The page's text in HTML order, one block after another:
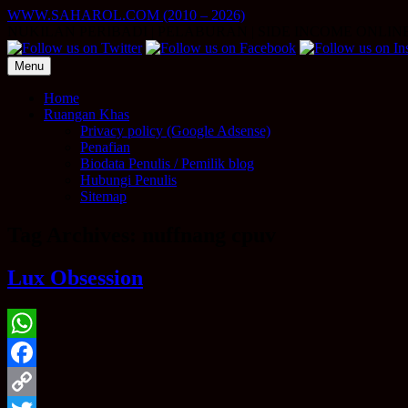
Skip
content
WWW.SAHAROL.COM (2010 – 2026)
Menu
Home
Ruangan Khas
Privacy policy (Google Adsense)
Penafian
Biodata Penulis / Pemilik blog
Hubungi Penulis
Sitemap
Lux Obsession
WhatsApp
Facebook